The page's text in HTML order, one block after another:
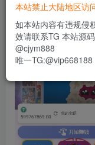
实测前端ui精美，代
本站禁止大陆地区访
如本站内容有违规侵
效请联系TG 本站源
@cjym888
唯一TG:@vip668188